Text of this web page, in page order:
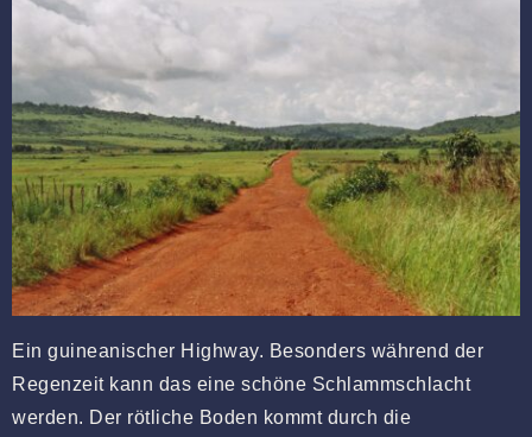
Ein guineanischer Highway. Besonders während der
Regenzeit kann das eine schöne Schlammschlacht
werden. Der rötliche Boden kommt durch die